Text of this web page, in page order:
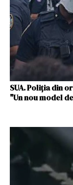
SUA. Poliţia din
"Un nou model